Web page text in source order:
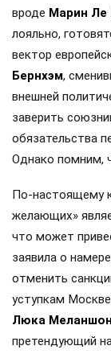
вроде Марин Ле
лояльно,
вектор
Бернхэм,
внешней
заверить
обязательства
Однако помним,
По-настоящему
желающих»
что может
заявила о
отменить
уступкам
Люка
претендующий